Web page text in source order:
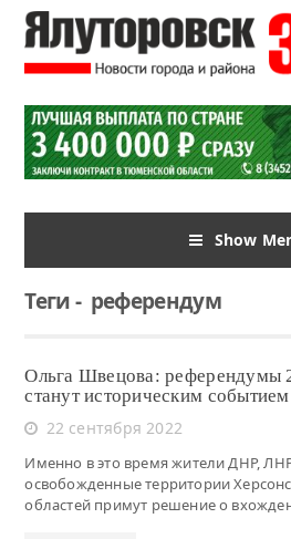
Show
Теги-референдум
Ольга Швецова: референдумы
станут историческим событием
22 сентября 2022
Именно в это время жители ДНР,
освобожденные территории
областей примут решение о